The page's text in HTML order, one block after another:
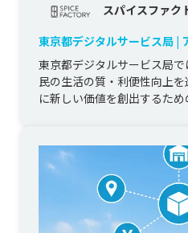
スパイスファク
東京都デジタルサービス局 |
ロトタイプ開発委託
東京都デジタルサービス局
民の生活の質・利便性向上
に新しい価値を創出するた